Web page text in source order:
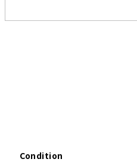
Condition